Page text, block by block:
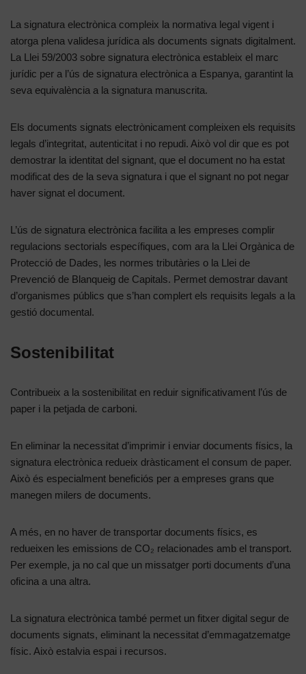
La signatura electrònica compleix la normativa legal vigent i
atorga plena validesa jurídica als documents signats digitalment.
La Llei 59/2003 sobre signatura electrònica estableix el marc
jurídic per a l’ús de signatura electrònica a Espanya, garantint la
seva equivalència a la signatura manuscrita.
Els documents signats electrònicament compleixen els requisits
legals d’integritat, autenticitat i no repudi. Això vol dir que es pot
demostrar la identitat del signant, que el document no ha estat
modificat des de la seva signatura i que el signant no pot negar
haver signat el document.
L’ús de signatura electrònica facilita a les empreses complir
regulacions sectorials específiques, com ara la Llei Orgànica de
Protecció de Dades, les normes tributàries o la Llei de
Prevenció de Blanqueig de Capitals. Permet demostrar davant
d’organismes públics que s’han complert els requisits legals a la
gestió documental.
Sostenibilitat
Contribueix a la sostenibilitat en reduir significativament l’ús de
paper i la petjada de carboni.
En eliminar la necessitat d’imprimir i enviar documents físics, la
signatura electrònica redueix dràsticament el consum de paper.
Això és especialment beneficiós per a empreses grans que
manegen milers de documents.
A més, en no haver de transportar documents físics, es
redueixen les emissions de CO₂ relacionades amb el transport.
Per exemple, ja no cal que un missatger porti documents d’una
oficina a una altra.
La signatura electrònica també permet un fitxer digital segur de
documents signats, eliminant la necessitat d’emmagatzematge
físic. Això estalvia espai i recursos.